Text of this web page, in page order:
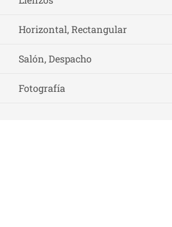
Horizontal, Rectangular
Salón, Despacho
Fotografía